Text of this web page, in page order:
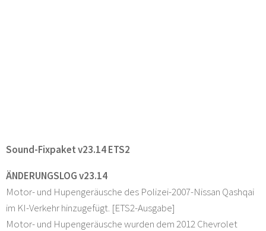
Sound-Fixpaket v23.14 ETS2
ÄNDERUNGSLOG v23.14
Motor- und Hupengeräusche des Polizei-2007-Nissan Qashqai
im KI-Verkehr hinzugefügt. [ETS2-Ausgabe]
Motor- und Hupengeräusche wurden dem 2012 Chevrolet